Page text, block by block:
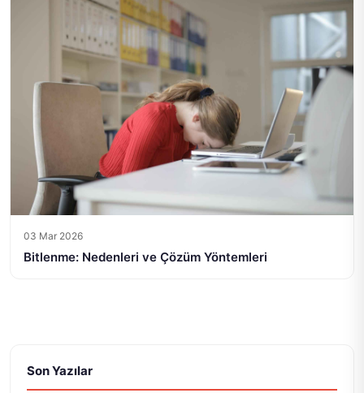
03 Mar 2026
Bitlenme: Nedenleri ve Çözüm Yöntemleri
Son Yazılar